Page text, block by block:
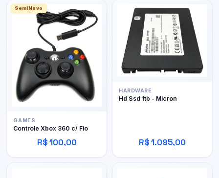
SemiNovo
GAMES
Controle Xbox 360 c/ Fio
R$ 100,00
HARDWARE
Hd Ssd 1tb - Micron
R$ 1.095,00